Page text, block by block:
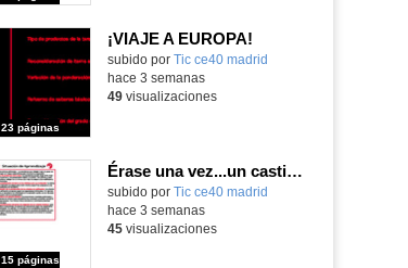
¡VIAJE A EUROPA!
subido por Tic ce40 madrid
23 páginas
hace 3 semanas
49visualizaciones
Érase una vez...un castillo medieval
subido por Tic ce40 madrid
15 páginas
hace 3 semanas
45visualizaciones